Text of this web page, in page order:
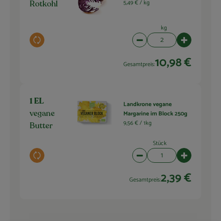
Rotkohl
Auswahl ändern
5,49 € / kg
kg
Artikelanzahl verringern
Gesamtpreis:10,98 €
1 EL
vegane
Butter
Auswahl ändern
Landkrone vegane
Margarine im Block 250g
9,56 € /1kg
Stück
Artikelanzahl verringern
Gesamtpreis:2,39 €